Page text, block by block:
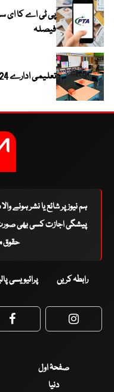
پی ٹی اے کا ای
فیصلہ
تعلیمی ادارے 24 اگست تک بند رہیں گے، رانا سکندر حیات
ہم نیوز پر شائع یا نشر ہونے
پیشگی اجازت کسی بھی صورت
حقوق
رابطہ کریں پرائیویسی
Facebook
صفحۂ اول
دنیا